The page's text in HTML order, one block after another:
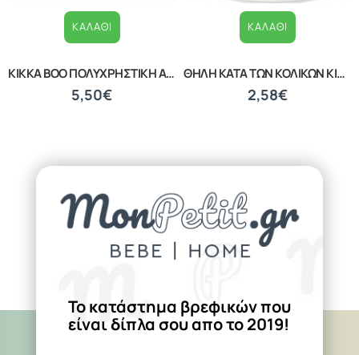
ΒΡΕΦΙΚΟ ΣΦΟΥΓΓΑΡΑΚΙ ΜΠΑΝΙΟΥ WHITE 20040210001
1,39€
ΚΑΛΆΘΙ
ΒΡΕΦΙΚΑ ΚΟΥΤΑΛΑΚΙΑ ΕΚΜΑΘΗΣΗΣ ΣΕΤ 2 ΤΕΜΑΧΙΩΝ LORELLI 10230480002
1,87€
ΚΑΛΆΘΙ
Το κατάστημα βρεφικών που
είναι δίπλα σου απο το 2019!